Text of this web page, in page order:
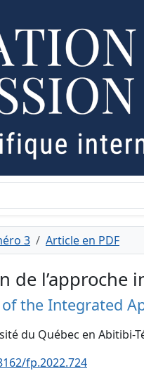
3 Article en PDF
de l’approche
the Integrated
du Québec en Abitibi-
fp.2022.724